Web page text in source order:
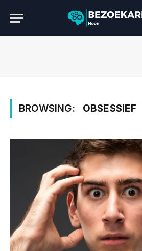
BROWSING: OBSESSIEF